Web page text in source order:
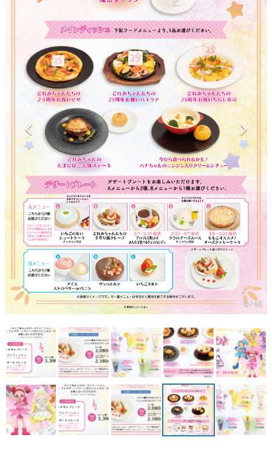
イニーP氏が徹底調査。
カテゴリ
特集記事
マンガ
女性向け
アプリレビュー
その他
電ファミニコゲーマーとは？
運営：株式会社マレ
9 / 10